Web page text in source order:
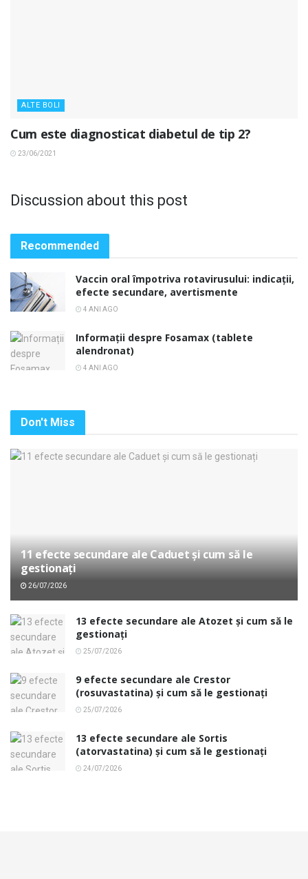
ALTE BOLI
Cum este diagnosticat diabetul de tip 2?
23/06/2021
Discussion about this post
Recommended
Vaccin oral împotriva rotavirusului: indicații,
efecte secundare, avertismente
4 ANI AGO
Informații despre Fosamax (tablete
alendronat)
4 ANI AGO
Don't Miss
11 efecte secundare ale Caduet și cum să le
gestionați
26/07/2026
13 efecte secundare ale Atozet și cum să le
gestionați
25/07/2026
9 efecte secundare ale Crestor
(rosuvastatina) și cum să le gestionați
25/07/2026
13 efecte secundare ale Sortis
(atorvastatina) și cum să le gestionați
24/07/2026